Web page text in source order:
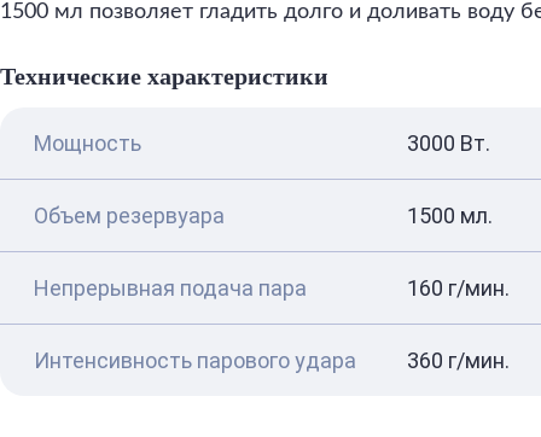
1500 мл позволяет гладить долго и доливать воду
Технические характеристики
Мощность 3000 Вт.
Объем резервуара 1500 мл.
Непрерывная подача пара 160 г/мин.
Интенсивность парового удара 360 г/мин.